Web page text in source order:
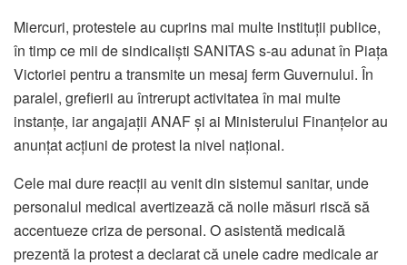
Miercuri, protestele au cuprins mai multe instituții publice,
în timp ce mii de sindicaliști SANITAS s-au adunat în Piața
Victoriei pentru a transmite un mesaj ferm Guvernului. În
paralel, grefierii au întrerupt activitatea în mai multe
instanțe, iar angajații ANAF și ai Ministerului Finanțelor au
anunțat acțiuni de protest la nivel național.
Cele mai dure reacții au venit din sistemul sanitar, unde
personalul medical avertizează că noile măsuri riscă să
accentueze criza de personal. O asistentă medicală
prezentă la protest a declarat că unele cadre medicale ar